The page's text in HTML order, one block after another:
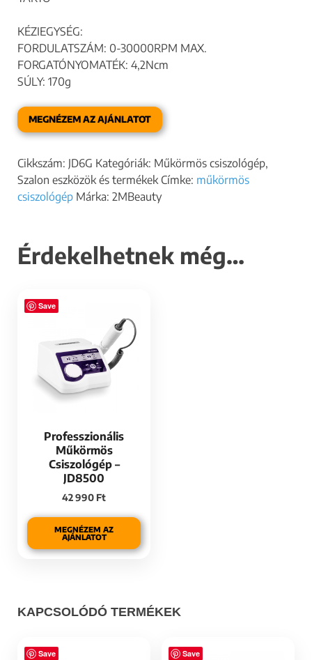
KÉZIEGYSÉG:
FORDULATSZÁM: 0-30000RPM MAX.
FORGATÓNYOMATÉK: 4,2Ncm
SÚLY: 170g
MEGNÉZEM AZ AJÁNLATOT
Cikkszám: JD6G Kategóriák: Műkörmös csiszológép,
Szalon eszközök és termékek Címke: műkörmös
csiszológép Márka: 2MBeauty
Érdekelhetnek még…
Save
Professzionális
Műkörmös
Csiszológép –
JD8500
42 990 Ft
MEGNÉZEM AZ
AJÁNLATOT
KAPCSOLÓDÓ TERMÉKEK
Save Save